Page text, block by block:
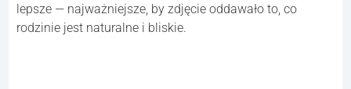
lepsze — najważniejsze, by zdjęcie oddawało to, co
rodzinie jest naturalne i bliskie.